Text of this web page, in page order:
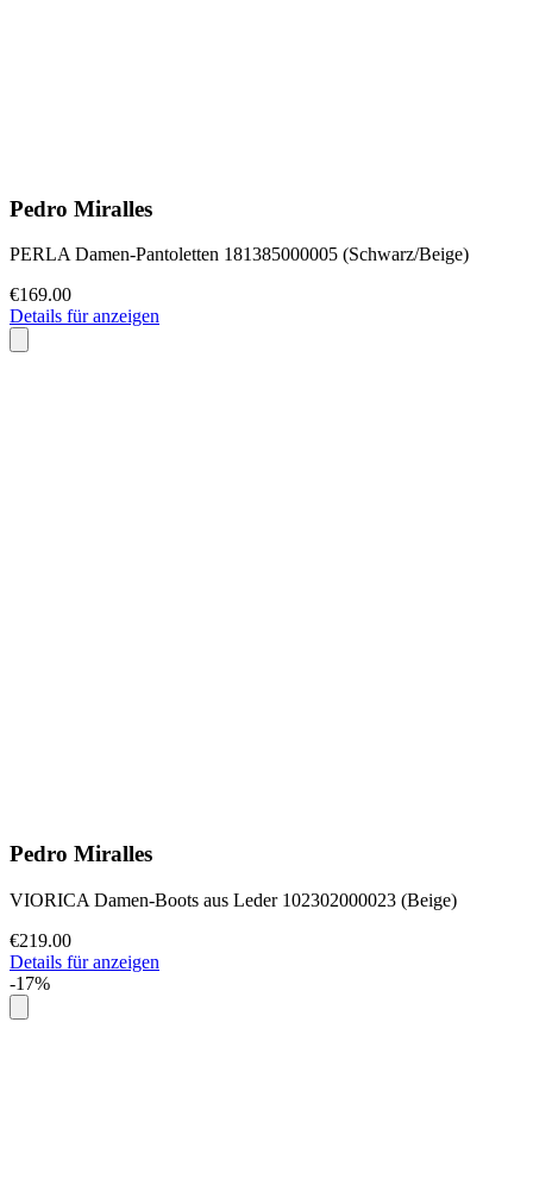
Pedro Miralles
PERLA Damen-Pantoletten 181385000005 (Schwarz/Beige)
€169.00
Details für anzeigen
Pedro Miralles
VIORICA Damen-Boots aus Leder 102302000023 (Beige)
€219.00
Details für anzeigen
-17%